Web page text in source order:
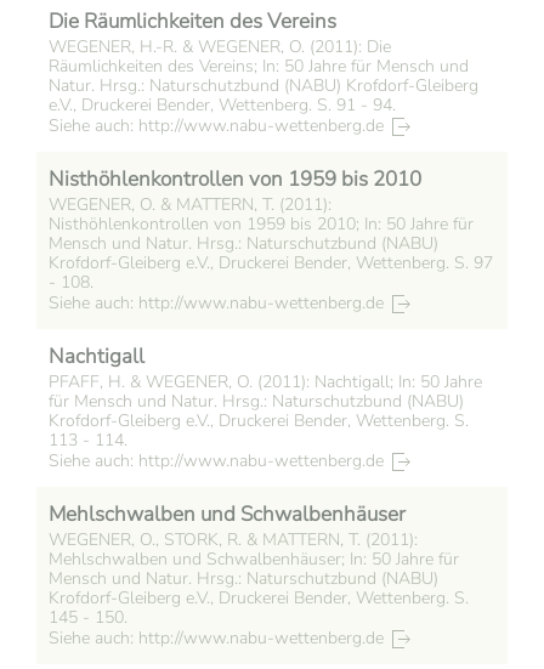
Die Räumlichkeiten des Vereins
WEGENER, H.-R. & WEGENER, O. (2011): Die
Räumlichkeiten des Vereins; In: 50 Jahre für Mensch und
Natur. Hrsg.: Naturschutzbund (NABU) Krofdorf-Gleiberg
e.V., Druckerei Bender, Wettenberg. S. 91 - 94.
Siehe auch: http://www.nabu-wettenberg.de
Nisthöhlenkontrollen von 1959 bis 2010
WEGENER, O. & MATTERN, T. (2011):
Nisthöhlenkontrollen von 1959 bis 2010; In: 50 Jahre für
Mensch und Natur. Hrsg.: Naturschutzbund (NABU)
Krofdorf-Gleiberg e.V., Druckerei Bender, Wettenberg. S. 97
- 108.
Siehe auch: http://www.nabu-wettenberg.de
Nachtigall
PFAFF, H. & WEGENER, O. (2011): Nachtigall; In: 50 Jahre
für Mensch und Natur. Hrsg.: Naturschutzbund (NABU)
Krofdorf-Gleiberg e.V., Druckerei Bender, Wettenberg. S.
113 - 114.
Siehe auch: http://www.nabu-wettenberg.de
Mehlschwalben und Schwalbenhäuser
WEGENER, O., STORK, R. & MATTERN, T. (2011):
Mehlschwalben und Schwalbenhäuser; In: 50 Jahre für
Mensch und Natur. Hrsg.: Naturschutzbund (NABU)
Krofdorf-Gleiberg e.V., Druckerei Bender, Wettenberg. S.
145 - 150.
Siehe auch: http://www.nabu-wettenberg.de